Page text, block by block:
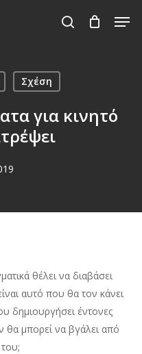
search
Σχέση
για κινητό
θέλει να διαβάσει
αυτό που θα τον κάνει
δημιουργήσει έντονες
θα μπορεί να βγάλει από